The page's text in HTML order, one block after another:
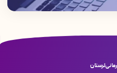
لرستان